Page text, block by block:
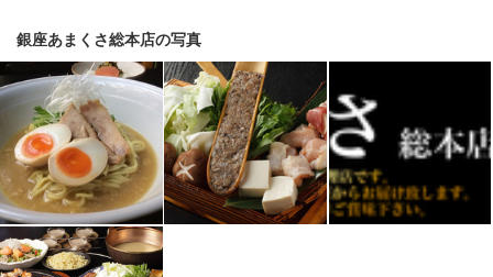
銀座あまくさ総本店の写真